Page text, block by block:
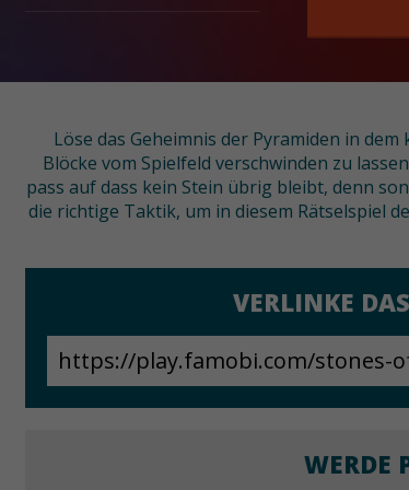
Löse das Geheimnis der Pyramiden in
Blöcke vom Spielfeld verschwinden zu
pass auf dass kein Stein übrig bleibt, denn
die richtige Taktik, um in diesem Rätselspiel
VERLINKE
WERDE